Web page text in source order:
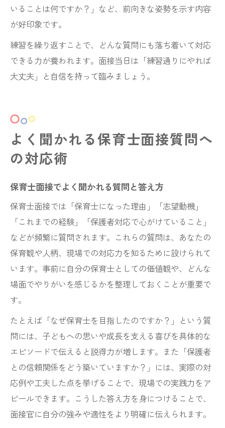
いることは何ですか？」など、前向きな姿勢を示す内容
が好印象です。
練習を繰り返すことで、どんな質問にも落ち着いて対応
できる力が養われます。面接当日は「練習通りにやれば
大丈夫」と自信を持って臨みましょう。
よく聞かれる保育士面接質問へ
の対応術
保育士面接でよく聞かれる質問と答え方
保育士面接では「保育士になった理由」「志望動機」
「これまでの経験」「保護者対応で心がけていること」
などが頻繁に質問されます。これらの質問は、あなたの
保育観や人柄、現場での対応力を知るために設けられて
います。事前に自分の保育士としての価値観や、どんな
場面でやりがいを感じるかを整理しておくことが重要で
す。
たとえば「なぜ保育士を目指したのですか？」という質
問には、子どもへの思いや成長を支える喜びを具体的な
エピソードで伝えると説得力が増します。また「保護者
との信頼関係をどう築いていますか？」には、実際の対
応例や工夫した点を挙げることで、現場での実践力をア
ピールできます。こうした答え方を身につけることで、
面接官に自分の強みや適性をより明確に伝えられます。